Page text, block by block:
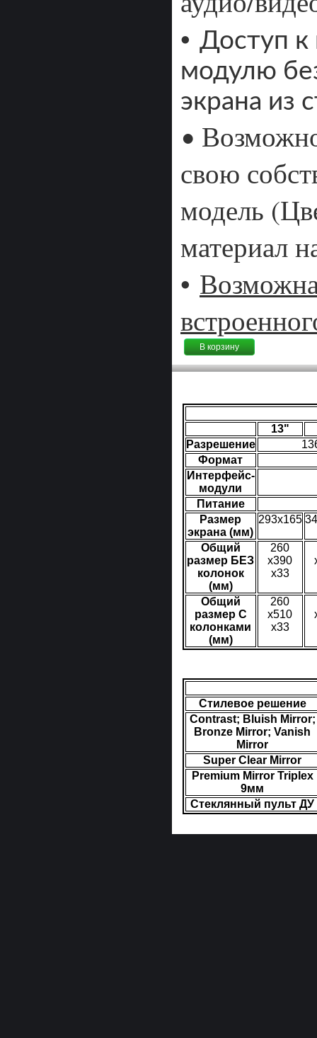
• Доступ
модулю
экрана из
•
свою
модель
материал
•
В корзину
13"
Разрешение
Формат
Интерфейс-
модули
Питание
Размер
экрана (мм)
293x165
Общий
размер БЕЗ
колонок
(мм)
260
x390
x33
Общий
размер С
колонками
(мм)
260
x510
x33
Стилевое решение
Contrast; Bluish Mirror;
Bronze Mirror; Vanish
Mirror
Super Clear Mirror
Premium Mirror Triplex
9мм
Стеклянный пульт ДУ